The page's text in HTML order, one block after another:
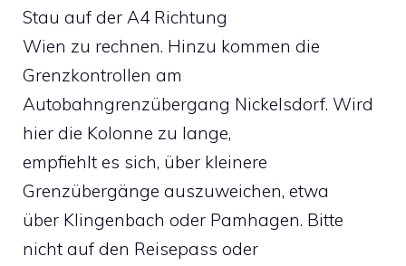
Stau auf der A4 Richtung
Wien zu rechnen. Hinzu kommen die
Grenzkontrollen am
Autobahngrenzübergang Nickelsdorf. Wird
hier die Kolonne zu lange,
empfiehlt es sich, über kleinere
Grenzübergänge auszuweichen, etwa
über Klingenbach oder Pamhagen. Bitte
nicht auf den Reisepass oder